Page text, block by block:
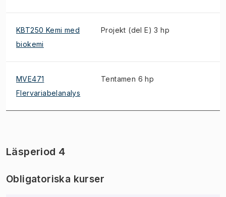
KBT250 Kemi med
biokemi
Projekt (del E) 3 hp
MVE471
Flervariabelanalys
Tentamen 6 hp
Läsperiod 4
Obligatoriska kurser